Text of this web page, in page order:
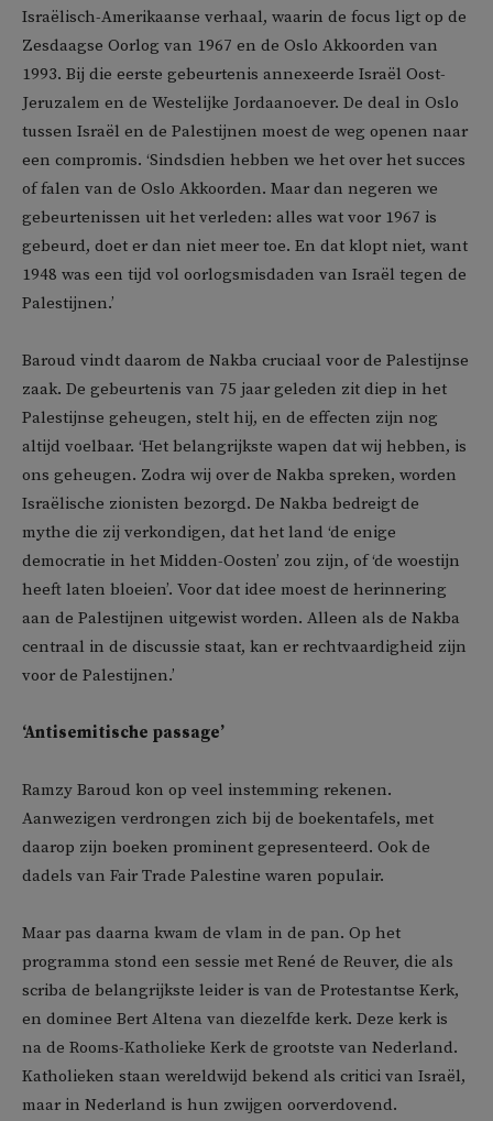
Israëlisch-Amerikaanse verhaal, waarin de focus ligt op de
Zesdaagse Oorlog van 1967 en de Oslo Akkoorden van
1993. Bij die eerste gebeurtenis annexeerde Israël Oost-
Jeruzalem en de Westelijke Jordaanoever. De deal in Oslo
tussen Israël en de Palestijnen moest de weg openen naar
een compromis. ‘Sindsdien hebben we het over het succes
of falen van de Oslo Akkoorden. Maar dan negeren we
gebeurtenissen uit het verleden: alles wat voor 1967 is
gebeurd, doet er dan niet meer toe. En dat klopt niet, want
1948 was een tijd vol oorlogsmisdaden van Israël tegen de
Palestijnen.’
Baroud vindt daarom de Nakba cruciaal voor de Palestijnse
zaak. De gebeurtenis van 75 jaar geleden zit diep in het
Palestijnse geheugen, stelt hij, en de effecten zijn nog
altijd voelbaar. ‘Het belangrijkste wapen dat wij hebben, is
ons geheugen. Zodra wij over de Nakba spreken, worden
Israëlische zionisten bezorgd. De Nakba bedreigt de
mythe die zij verkondigen, dat het land ‘de enige
democratie in het Midden-Oosten’ zou zijn, of ‘de woestijn
heeft laten bloeien’. Voor dat idee moest de herinnering
aan de Palestijnen uitgewist worden. Alleen als de Nakba
centraal in de discussie staat, kan er rechtvaardigheid zijn
voor de Palestijnen.’
‘Antisemitische passage’
Ramzy Baroud kon op veel instemming rekenen.
Aanwezigen verdrongen zich bij de boekentafels, met
daarop zijn boeken prominent gepresenteerd. Ook de
dadels van Fair Trade Palestine waren populair.
Maar pas daarna kwam de vlam in de pan. Op het
programma stond een sessie met René de Reuver, die als
scriba de belangrijkste leider is van de Protestantse Kerk,
en dominee Bert Altena van diezelfde kerk. Deze kerk is
na de Rooms-Katholieke Kerk de grootste van Nederland.
Katholieken staan wereldwijd bekend als critici van Israël,
maar in Nederland is hun zwijgen oorverdovend.